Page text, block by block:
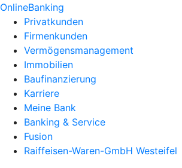
OnlineBanking
Privatkunden
Firmenkunden
Vermögensmanagement
Immobilien
Baufinanzierung
Karriere
Meine Bank
Banking & Service
Fusion
Raiffeisen-Waren-GmbH Westeifel